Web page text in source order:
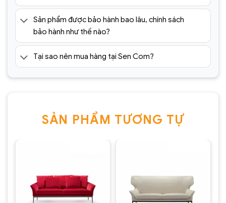
Sản phẩm được bảo hành bao lâu, chính sách
bảo hành như thế nào?
Tại sao nên mua hàng tại Sen Com?
SẢN PHẨM TƯƠNG TỰ